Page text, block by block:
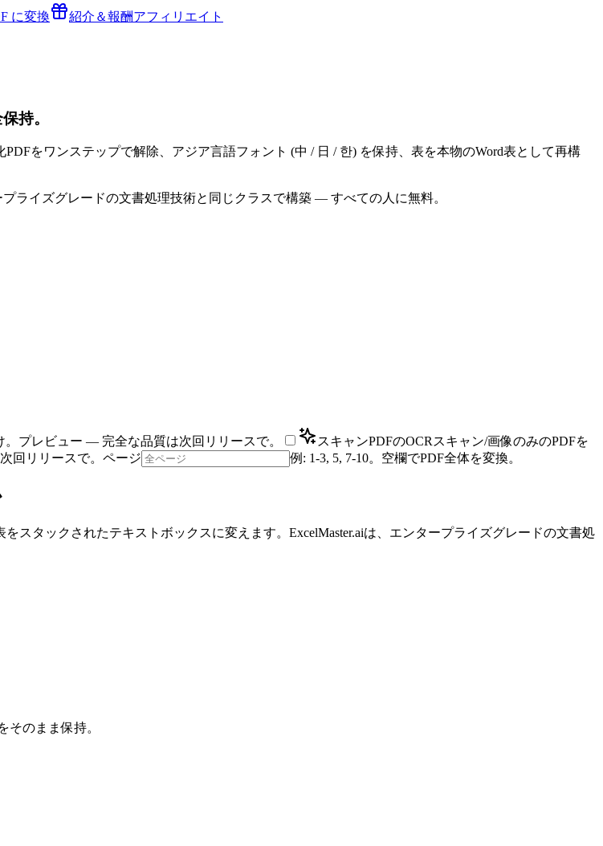
に変換 紹介＆報酬アフィリエイト
持。
をワンステップで解除、アジア言語フォント (中 / 日 / 한) を保持、表を本物のWord表として再構
ライズグレードの文書処理技術と同じクラスで構築 — すべての人に無料。
プレビュー — 完全な品質は次回リリースで。 スキャンPDFのOCRスキャン/画像のみのPDFを
回リリースで。 ページ 例: 1-3, 5, 7-10。空欄でPDF全体を変換。
スタックされたテキストボックスに変えます。ExcelMaster.aiは、エンタープライズグレードの文書処
のまま保持。